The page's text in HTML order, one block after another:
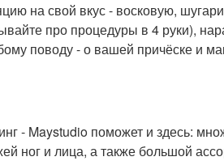
на свой вкус - восковую,
про процедуры в 4 руки),
поводу - о вашей причёске и
- Maystudio поможет и здесь:
ног и лица, а также большой